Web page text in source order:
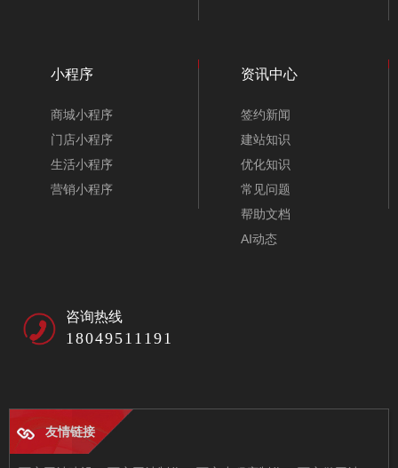
小程序
商城小程序
门店小程序
生活小程序
营销小程序
资讯中心
签约新闻
建站知识
优化知识
常见问题
帮助文档
AI动态
咨询热线
18049511191
友情链接